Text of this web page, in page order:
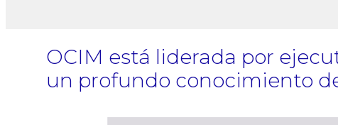
OCIM está liderada por
un profundo conocimiento